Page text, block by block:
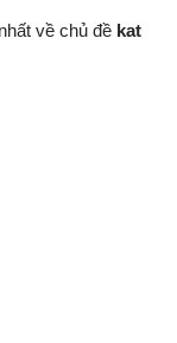
về chủ đề kat